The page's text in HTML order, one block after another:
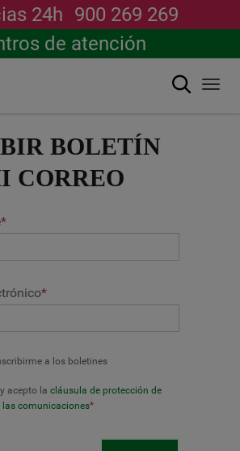
24h 900 269 269
de atención
Buscar
BOLETÍN
CORREO
*
*
a los boletines
acepto la cláusula de protección de
las comunicaciones*